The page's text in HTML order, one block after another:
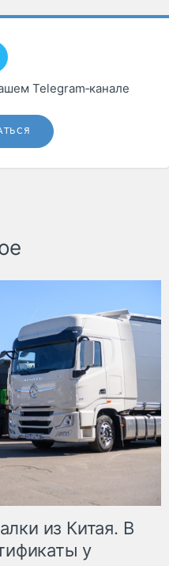
Telegram‑канале
из Китая. В
у